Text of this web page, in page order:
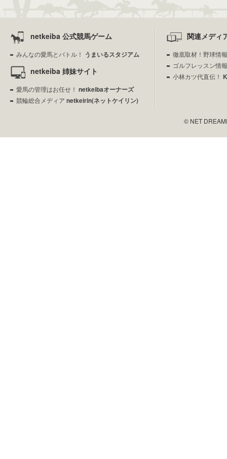
netkeiba 公式競馬ゲーム
みんなの愛馬とバトル！ うまいるスタジアム
netkeiba 姉妹サイト
愛馬の管理はお任せ！ netkeibaオーナーズ
競輪総合メディア netkeirin(ネットケイリン)
関連メディ
徹底取材！野球情
ゴルフレッスン情
小林カツ代直伝！
© NET